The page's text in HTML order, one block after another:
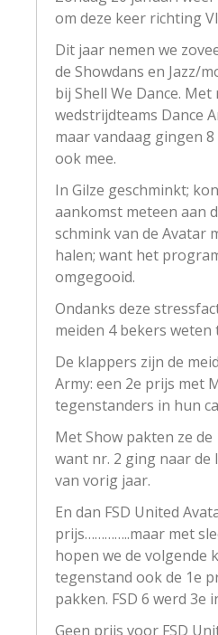
om deze keer richting
Dit jaar nemen we
de Showdans en Jazz/
bij Shell We Dance.
wedstrijdteams Dance
maar vandaag gingen 8
ook mee.
In Gilze geschminkt;
aankomst meteen aan
schmink van de Avatar
halen; want het
omgegooid.
Ondanks deze
meiden 4 bekers weten
De klappers zijn de
Army: een 2e prijs met
tegenstanders in hun
Met Show pakten ze
want nr. 2 ging naar de
van vorig jaar.
En dan FSD United
prijs…………..maar met
hopen we de volgende
tegenstand ook de 1e
pakken. FSD 6 werd 3e
Geen prijs voor FSD